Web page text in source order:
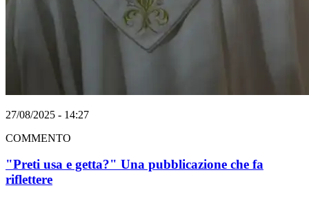
27/08/2025 - 14:27
COMMENTO
"Preti usa e getta?" Una pubblicazione che fa
riflettere